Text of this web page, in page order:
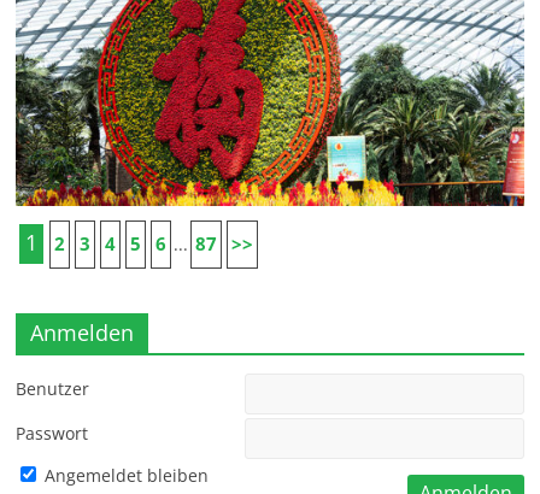
1 2 3 4 5 6 ... 87 >>
Anmelden
Benutzer
Passwort
Angemeldet bleiben